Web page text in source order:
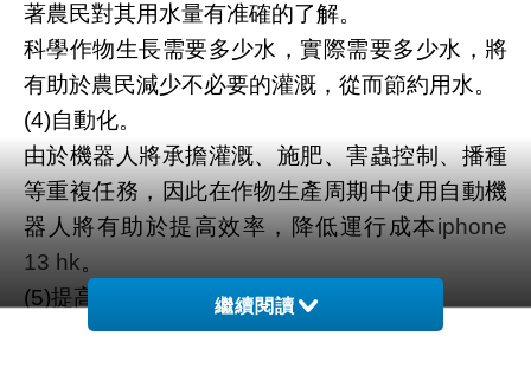
著農民對其用水量有准確的了解。
科學作物生長需要多少水，實際需要多少水，將
有助於農民減少不必要的灌溉，從而節約用水。
(4)自動化。
由於機器人將承擔灌溉、施肥、害蟲控制、播種
等重複任務，因此在作物生產周期中使用自動機
器人將有助於提高效率，降低運行成本iphone
13 hk。
(5)提高作物質量。
質量控制一直是工業物聯網的一個重要方面，熱
繼續閱讀